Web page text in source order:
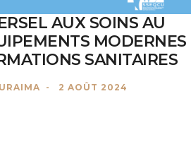
AUX SOINS AU
MODERNES
SANITAIRES
2 AOÛT 2024